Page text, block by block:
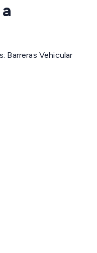
Barreras Vehicular